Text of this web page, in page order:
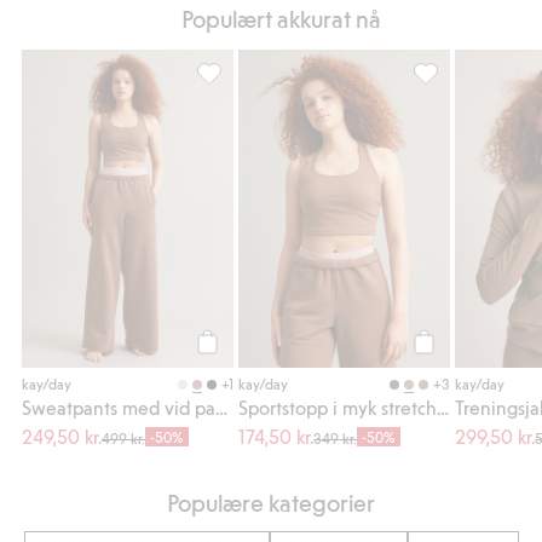
Populært akkurat nå
Legg til
kay/day +1
249,50 kr.499 kr. -50%
Sweatpants med vid passform, Legg til i
Legg til
kay/day +3
174,50 kr.349 kr. -50%
Sportstopp i
kay/day
299,50 kr.
Populære kategorier